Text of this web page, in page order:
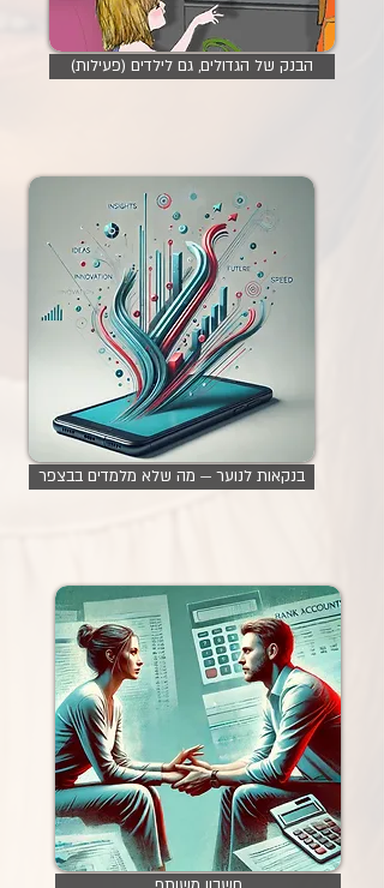
הבנק של הגדולים, גם לילדים (פעילות)
בנקאות לנוער — מה שלא מלמדים בבצפר